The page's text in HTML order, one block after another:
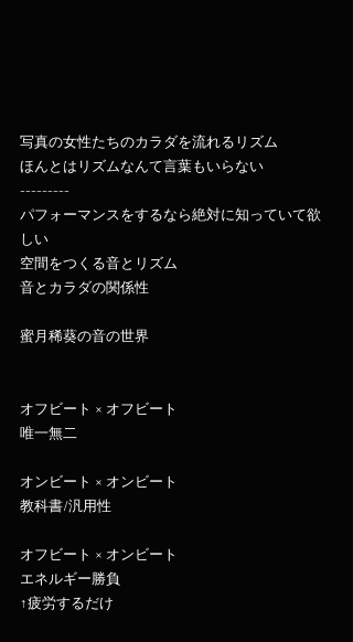
写真の女性たちのカラダを流れるリズム
ほんとはリズムなんて言葉もいらない
---------
パフォーマンスをするなら絶対に知っていて欲
しい
空間をつくる音とリズム
音とカラダの関係性
蜜月稀葵の音の世界
オフビート × オフビート
唯一無二
オンビート × オンビート
教科書/汎用性
オフビート × オンビート
エネルギー勝負
↑疲労するだけ